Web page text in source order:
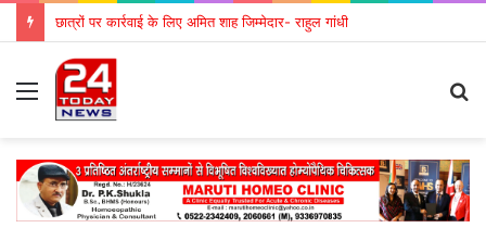
छात्रों पर कार्रवाई के लिए अमित शाह जिम्मेदार- राहुल गांधी
Menu